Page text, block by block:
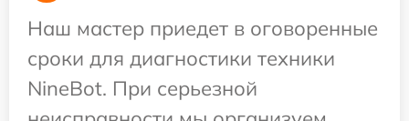
Наш мастер приедет в оговоренные
сроки для диагностики техники
NineBot. При серьезной